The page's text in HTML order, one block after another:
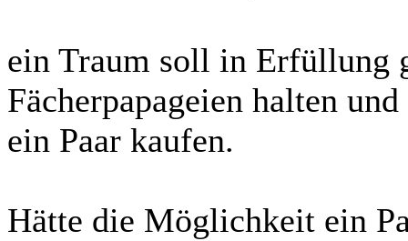
ein Traum soll in Erfüllung
Fächerpapageien halten
ein Paar kaufen.
Hätte die Möglichkeit ein